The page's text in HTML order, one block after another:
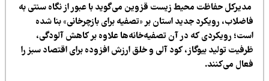
حفاظت محیط زیست قزوین می‌گوید با عبور از نگاه سنتی به
رویکرد جدید استان بر «تصفیه برای بازچرخانی» بنا شده
رویکردی که در آن تصفیه‌خانه‌ها علاوه بر کاهش آلودگی،
تولید بیوگاز، کود آلی و خلق ارزش افزوده برای اقتصاد سبز را
می‌کنند.